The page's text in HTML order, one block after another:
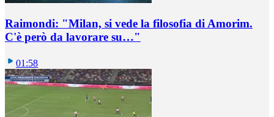
Raimondi: "Milan, si vede la filosofia di Amorim.
C'è però da lavorare su…"
01:58